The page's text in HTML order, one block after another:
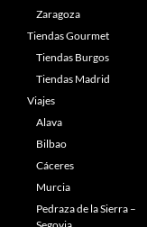
Zaragoza
Tiendas Gourmet
Tiendas Burgos
Tiendas Madrid
Viajes
Alava
Bilbao
Cáceres
Murcia
Pedraza de la Sierra –